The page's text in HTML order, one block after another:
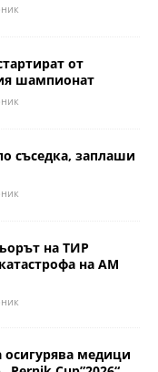
от
шампионат
съседка, заплаши
на ТИР
на АМ
медици